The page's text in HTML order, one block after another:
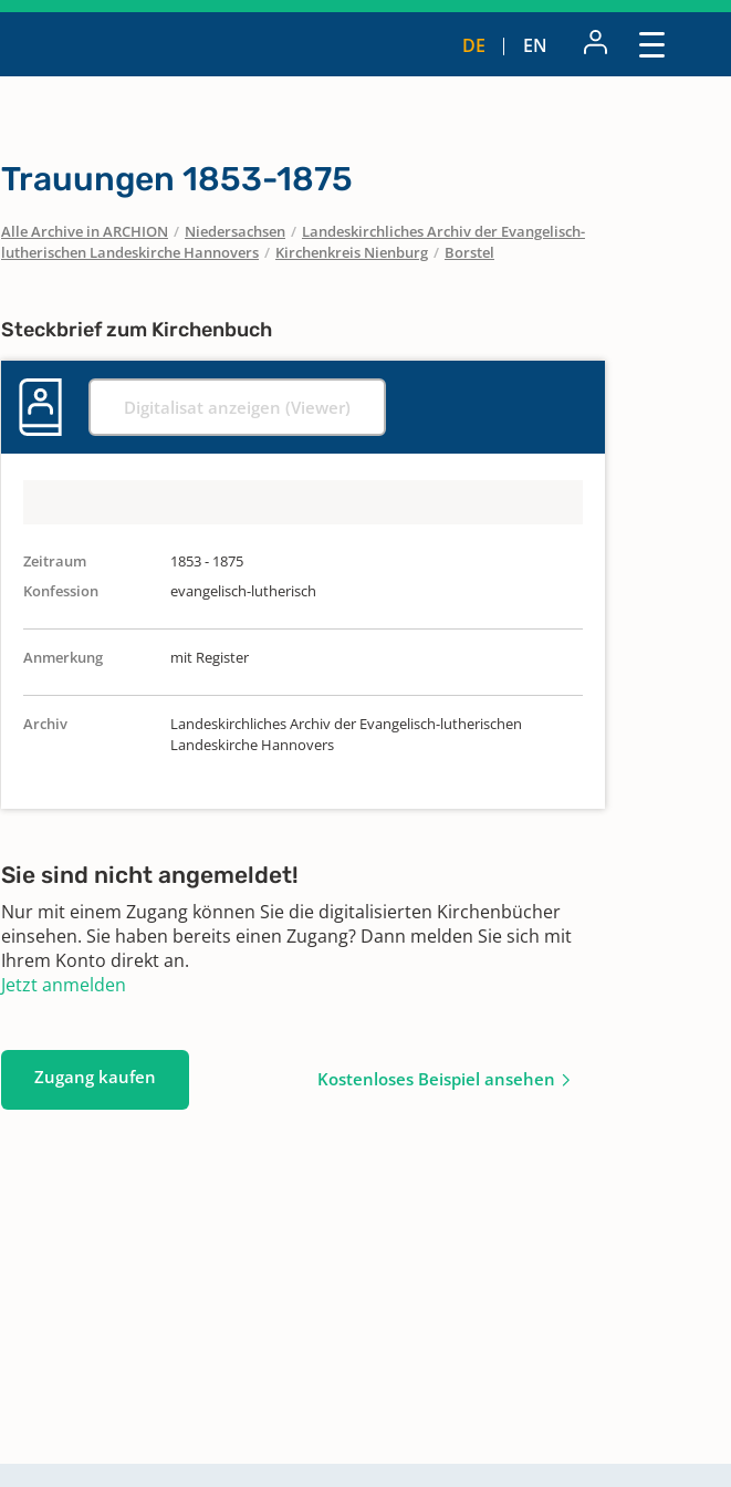
DE EN
Trauungen 1853-1875
Alle Archive in ARCHION / Niedersachsen / Landeskirchliches Archiv der Evangelisch-
lutherischen Landeskirche Hannovers / Kirchenkreis Nienburg / Borstel
Steckbrief zum Kirchenbuch
Digitalisat anzeigen (Viewer)
Zeitraum
1853 - 1875
Konfession
evangelisch-lutherisch
Anmerkung mit Register
Archiv
Landeskirchliches Archiv der Evangelisch-lutherischen
Landeskirche Hannovers
Sie sind nicht angemeldet!
Nur mit einem Zugang können Sie die digitalisierten Kirchenbücher
einsehen. Sie haben bereits einen Zugang? Dann melden Sie sich mit
Ihrem Konto direkt an.
Jetzt anmelden
Zugang kaufen Kostenloses Beispiel ansehen